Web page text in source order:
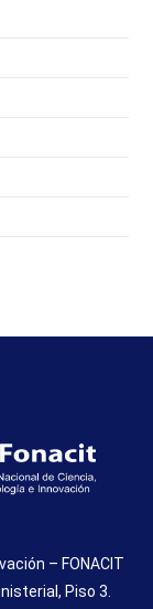
– FONACIT
Piso 3.